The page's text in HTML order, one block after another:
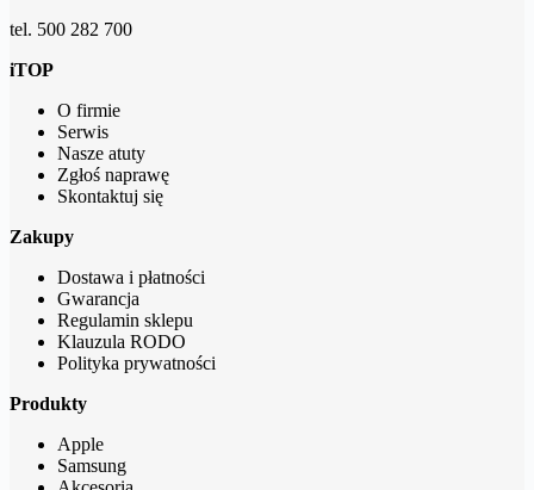
tel. 500 282 700
iTOP
O firmie
Serwis
Nasze atuty
Zgłoś naprawę
Skontaktuj się
Zakupy
Dostawa i płatności
Gwarancja
Regulamin sklepu
Klauzula RODO
Polityka prywatności
Produkty
Apple
Samsung